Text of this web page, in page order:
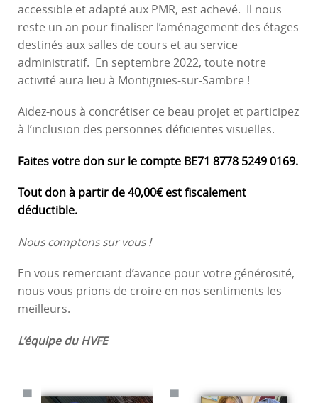
accessible et adapté aux PMR, est achevé. Il nous
reste un an pour finaliser l’aménagement des étages
destinés aux salles de cours et au service
administratif. En septembre 2022, toute notre
activité aura lieu à Montignies-sur-Sambre !
Aidez-nous à concrétiser ce beau projet et participez
à l’inclusion des personnes déficientes visuelles.
Faites votre don sur le compte BE71 8778 5249 0169.
Tout don à partir de 40,00€ est fiscalement
déductible.
Nous comptons sur vous !
En vous remerciant d’avance pour votre générosité,
nous vous prions de croire en nos sentiments les
meilleurs.
L’équipe du HVFE